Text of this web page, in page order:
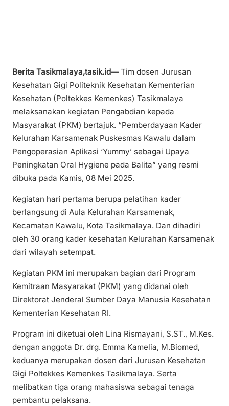
Berita Tasikmalaya,tasik.id— Tim dosen Jurusan
Kesehatan Gigi Politeknik Kesehatan Kementerian
Kesehatan (Poltekkes Kemenkes) Tasikmalaya
melaksanakan kegiatan Pengabdian kepada
Masyarakat (PKM) bertajuk. “Pemberdayaan Kader
Kelurahan Karsamenak Puskesmas Kawalu dalam
Pengoperasian Aplikasi ‘Yummy’ sebagai Upaya
Peningkatan Oral Hygiene pada Balita” yang resmi
dibuka pada Kamis, 08 Mei 2025.
Kegiatan hari pertama berupa pelatihan kader
berlangsung di Aula Kelurahan Karsamenak,
Kecamatan Kawalu, Kota Tasikmalaya. Dan dihadiri
oleh 30 orang kader kesehatan Kelurahan Karsamenak
dari wilayah setempat.
Kegiatan PKM ini merupakan bagian dari Program
Kemitraan Masyarakat (PKM) yang didanai oleh
Direktorat Jenderal Sumber Daya Manusia Kesehatan
Kementerian Kesehatan RI.
Program ini diketuai oleh Lina Rismayani, S.ST., M.Kes.
dengan anggota Dr. drg. Emma Kamelia, M.Biomed,
keduanya merupakan dosen dari Jurusan Kesehatan
Gigi Poltekkes Kemenkes Tasikmalaya. Serta
melibatkan tiga orang mahasiswa sebagai tenaga
pembantu pelaksana.